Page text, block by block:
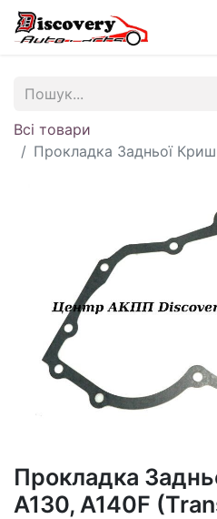
Всі товари
Прокладка Задньої
Прокладка
A130, A140F